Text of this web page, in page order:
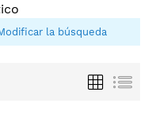
la búsqueda
Parrilla